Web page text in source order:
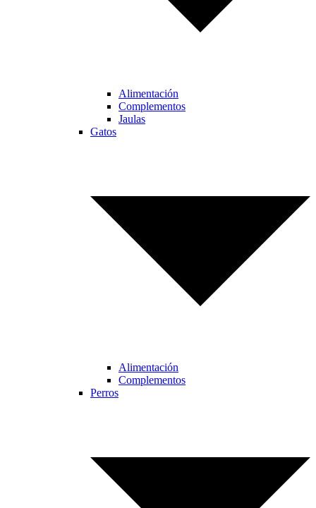
Alimentación
Complementos
Jaulas
Gatos
Alimentación
Complementos
Perros